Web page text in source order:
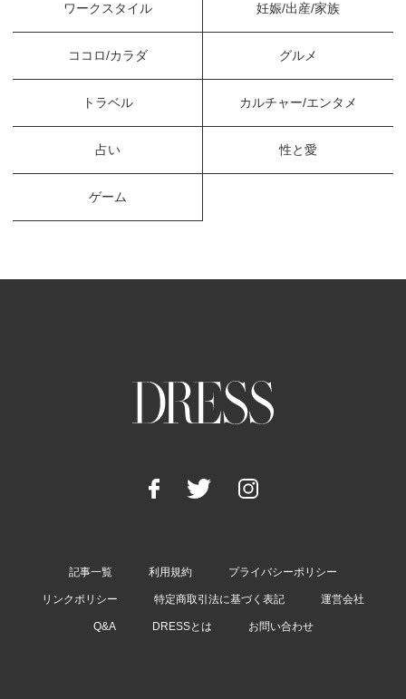
ワークスタイル 妊娠/出産/家族
ココロ/カラダ グルメ
トラベル カルチャー/エンタメ
占い 性と愛
ゲーム
記事一覧 利用規約 プライバシーポリシー
リンクポリシー 特定商取引法に基づく表記 運営会社
Q&A DRESSとは お問い合わせ